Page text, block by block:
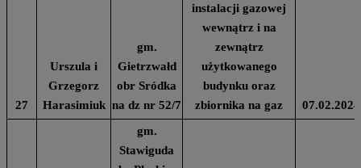
27
Urszula i
Grzegorz
Harasimiuk
gm.
Gietrzwałd
obr Sródka
na dz nr 52/7
instalacji gazowej
wewnątrz i na
zewnątrz
użytkowanego
budynku oraz
zbiornika na gaz
07.02.2024
gm.
Stawiguda